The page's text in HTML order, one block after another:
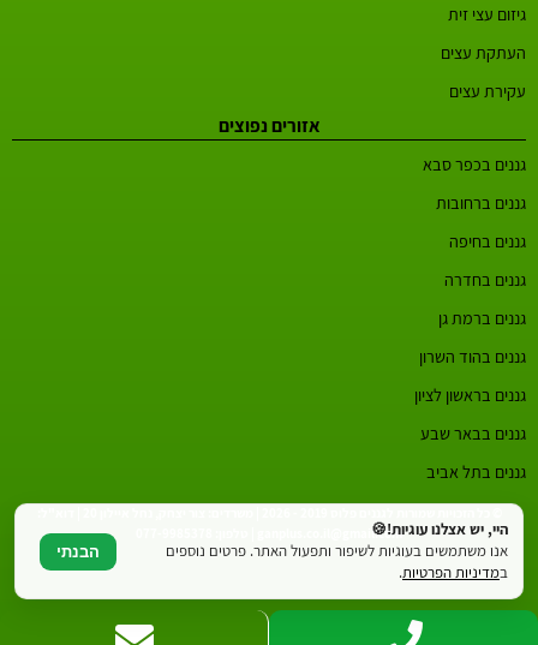
גיזום עצי זית
העתקת עצים
עקירת עצים
אזורים נפוצים
גננים בכפר סבא
גננים ברחובות
גננים בחיפה
גננים בחדרה
גננים ברמת גן
גננים בהוד השרון
גננים בראשון לציון
גננים בבאר שבע
גננים בתל אביב
ganplus.co.il@gmail.com | טלפון: 077-9985378היי, יש אצלנו עוגיות!🍪
אנו משתמשים בעוגיות לשיפור ותפעול האתר. פרטים נוספים
במדיניות הפרטיות.
הבנתי